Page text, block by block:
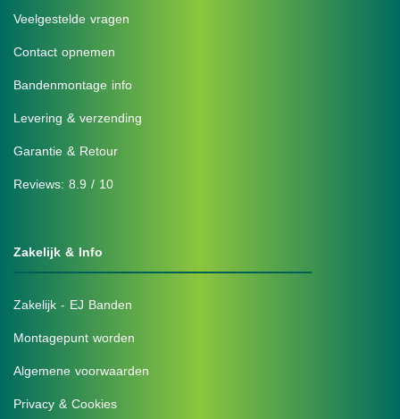
Veelgestelde vragen
Contact opnemen
Bandenmontage info
Levering & verzending
Garantie & Retour
Reviews: 8.9 / 10
Zakelijk & Info
Zakelijk - EJ Banden
Montagepunt worden
Algemene voorwaarden
Privacy & Cookies